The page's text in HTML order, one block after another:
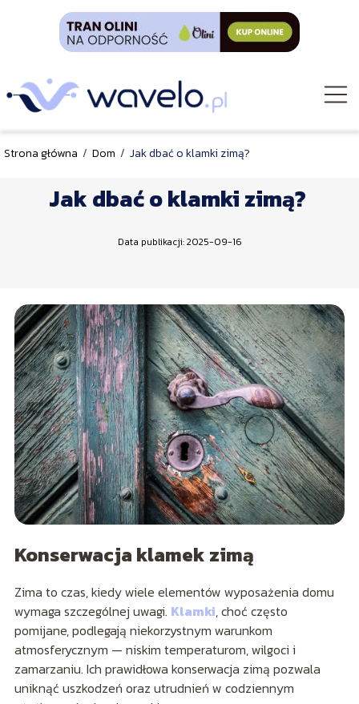
Strona główna / Dom / Jak dbać o klamki zimą?
Jak dbać o klamki zimą?
Data publikacji: 2025-09-16
Konserwacja klamek zimą
Zima to czas, kiedy wiele elementów wyposażenia domu
wymaga szczególnej uwagi. Klamki, choć często
pomijane, podlegają niekorzystnym warunkom
atmosferycznym — niskim temperaturom, wilgoci i
zamarzaniu. Ich prawidłowa konserwacja zimą pozwala
uniknąć uszkodzeń oraz utrudnień w codziennym